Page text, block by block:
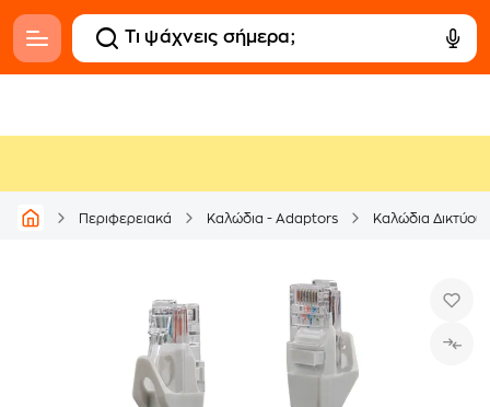
Περιφερειακά Καλώδια - Adaptors Καλώδια Δικτύου